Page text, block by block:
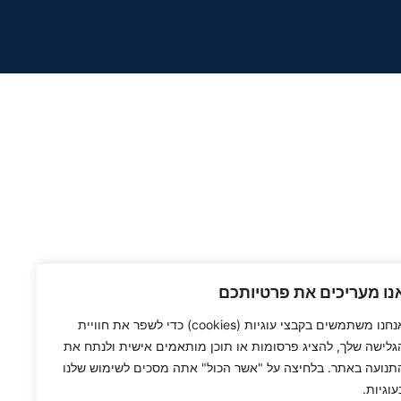
מעריכים את פרטיותכם
אנחנו משתמשים בקבצי עוגיות (cookies) כדי לשפר את חוויית
שלך, להציג פרסומות או תוכן מותאמים אישית ולנתח את
באתר. בלחיצה על "אשר הכול" אתה מסכים לשימוש שלנו